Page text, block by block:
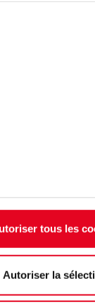
tous les
Autoriser la
INSCRIPTION